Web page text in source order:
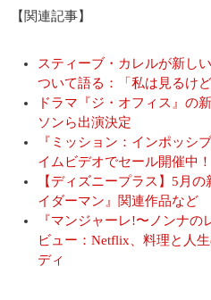
【関連記事】
スティーブ・カレルが新し
ついて語る：「私は見るけ
ドラマ『ジ・オフィス』の
ソンら出演決定
『ミッション：インポッシ
イムビデオでセール開催中！
【ディズニープラス】5月
イダーマン』関連作品など
『マンジャーレ!〜ノンナ
ビュー：Netflix、料理と人
ディ